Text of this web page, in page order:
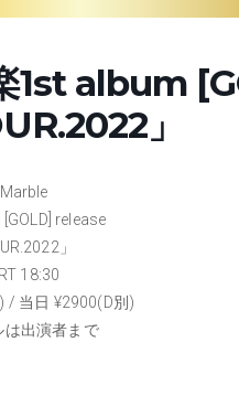
」
release
」
18:30
/ 当日 ¥2900(D別)
出演者まで